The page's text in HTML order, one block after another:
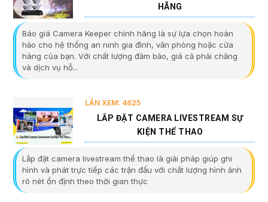
HÃNG
Báo giá Camera Keeper chính hãng là sự lựa chọn hoàn
hảo cho hệ thống an ninh gia đình, văn phòng hoặc cửa
hàng của bạn. Với chất lượng đảm bảo, giá cả phải chăng
và dịch vụ hỗ...
LẦN XEM: 4625
LẮP ĐẶT CAMERA LIVESTREAM SỰ
KIỆN THỂ THAO
Lắp đặt camera livestream thể thao là giải pháp giúp ghi
hình và phát trực tiếp các trận đấu với chất lượng hình ảnh
rõ nét ổn định theo thời gian thực